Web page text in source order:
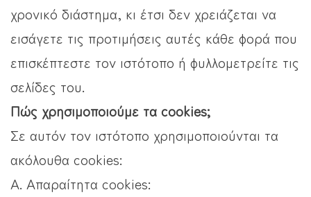
χρονικό διάστημα, κι έτσι δεν χρειάζεται να
εισάγετε τις προτιμήσεις αυτές κάθε φορά που
επισκέπτεστε τον ιστότοπο ή φυλλομετρείτε τις
σελίδες του.
Πώς χρησιμοποιούμε τα cookies;
Σε αυτόν τον ιστότοπο χρησιμοποιούνται τα
ακόλουθα cookies:
Α. Απαραίτητα cookies: